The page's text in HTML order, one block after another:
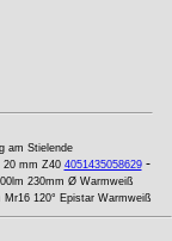
am Stielende
20 mm Z40 4051435058629-
230mm Ø Warmweiß
120° Epistar Warmweiß